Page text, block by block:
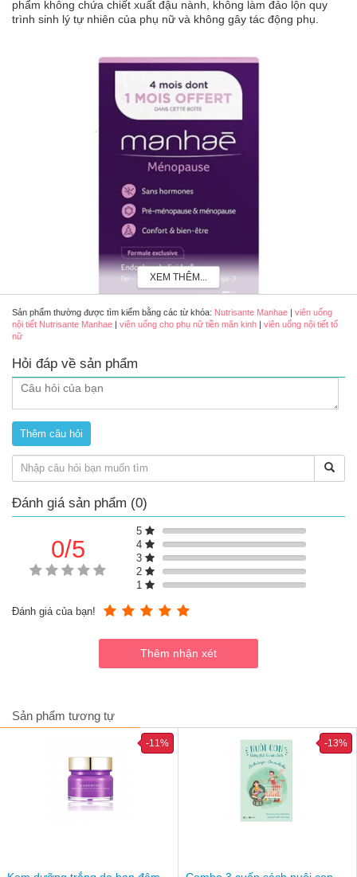
phẩm không chứa chiết xuất đậu nành, không làm đảo lộn quy
trình sinh lý tự nhiên của phụ nữ và không gây tác động phụ.
Nutrisante Manhae - Viên uống nội tiết cho phụ nữ tiền mãn kinh (120
Ưu điểm nổi bật
kinh như bốc hỏa, đổ mồ hôi đêm, mất ngủ, dễ cáu gắt, da
khô ở phụ nữ.
XEM THÊM...
Sản phẩm thường được tìm kiếm bằng các từ khóa: Nutrisante Manhae | viên uống
nội tiết Nutrisante Manhae | viên uống cho phụ nữ tiền mãn kinh | viên uống nội tiết tố
nữ
Hỏi đáp về sản phẩm
Đánh giá sản phẩm (0)
0/5
5
4
3
2
1
Đánh giá của bạn!
Sản phẩm tương tự
-11% -13%